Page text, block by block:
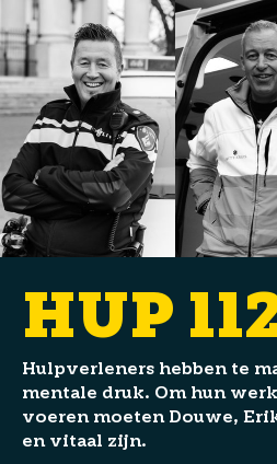
HUP
Hulpverleners hebben te
mentale druk. Om hun
voeren moeten Douwe,
en vitaal zijn.